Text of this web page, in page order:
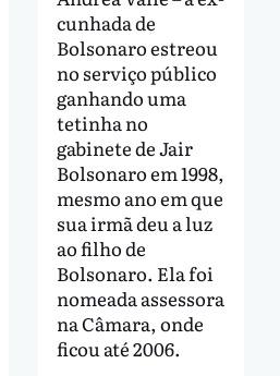
cunhada de
Bolsonaro estreou
no serviço público
ganhando uma
tetinha no
gabinete de Jair
Bolsonaro em 1998,
mesmo ano em que
sua irmã deu a luz
ao filho de
Bolsonaro. Ela foi
nomeada assessora
na Câmara, onde
ficou até 2006.